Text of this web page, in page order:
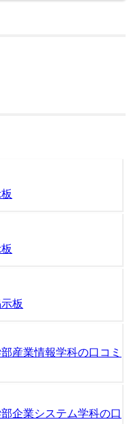
板
産業情報学科の口コミ
企業システム学科の口